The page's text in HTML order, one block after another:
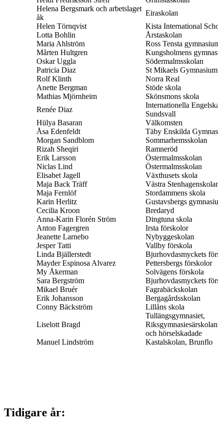
Helena Bergsmark och arbetslaget
åk
Eiraskolan
Helen Törnqvist
Kista International
Lotta Bohlin
Årstaskolan
Maria Ahlström
Ross Tensta
Mårten Hultgren
Kungsholmens
Oskar Uggla
Södermalmsskolan
Patricia Diaz
St Mikaels Gymnasium
Rolf Klinth
Norra Real
Anette Bergman
Stöde skola
Mathias Mjörnheim
Skönsmons skola
Renée Diaz
Internationella
Sundsvall
Hülya Basaran
Välkomsten
Åsa Edenfeldt
Täby Enskilda
Morgan Sandblom
Sommarhemsskolan
Rizah Sheqiri
Ramneröd
Erik Larsson
Östermalmsskolan
Niclas Lind
Östermalmsskolan
Elisabet Jagell
Växthusets skola
Maja Back Träff
Västra
Maja Fernlöf
Stordammens skola
Karin Herlitz
Gustavsbergs
Cecilia Kroon
Bredaryd
Anna-Karin Florén Ström
Dingtuna skola
Anton Fagergren
Irsta förskolor
Jeanette Larnebo
Nybyggeskolan
Jesper Tatti
Vallby förskola
Linda Bjällerstedt
Bjurhovdasmyckets
Mayder Espinosa Alvarez
Pettersbergs förskolor
My Åkerman
Solvägens förskola
Sara Bergström
Bjurhovdasmyckets
Mikael Bruér
Fagrabäckskolan
Erik Johansson
Bergagårdsskolan
Conny Bäckström
Lillåns skola
Liselott Bragd
Tullängsgymnasiet,
och hörselskadade
Manuel Lindström
Kastalskolan, Brunflo
Tidigare år: